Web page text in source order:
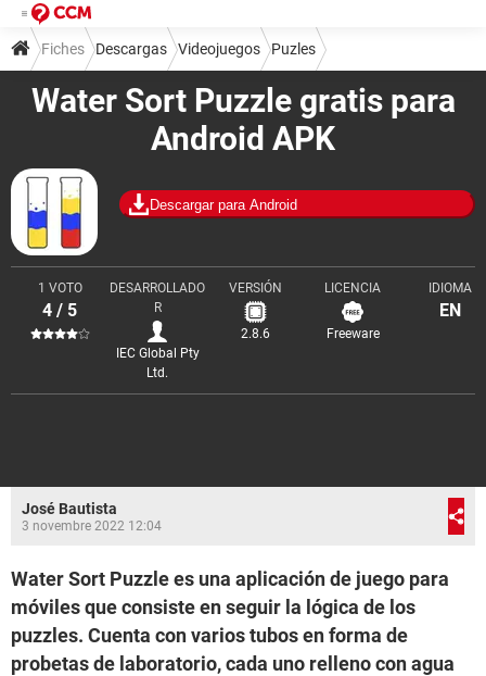
Water Sort Puzzle gratis para
Android APK
Descargar para Android
1 VOTO
4 / 5
DESARROLLADO
R
IEC Global Pty
Ltd.
VERSIÓN
2.8.6
LICENCIA
Freeware
IDIOMA
EN
Fiches Descargas Videojuegos Puzles
José Bautista
3 novembre 2022 12:04
Water Sort Puzzle es una aplicación de juego para
móviles que consiste en seguir la lógica de los
puzzles. Cuenta con varios tubos en forma de
probetas de laboratorio, cada uno relleno con agua